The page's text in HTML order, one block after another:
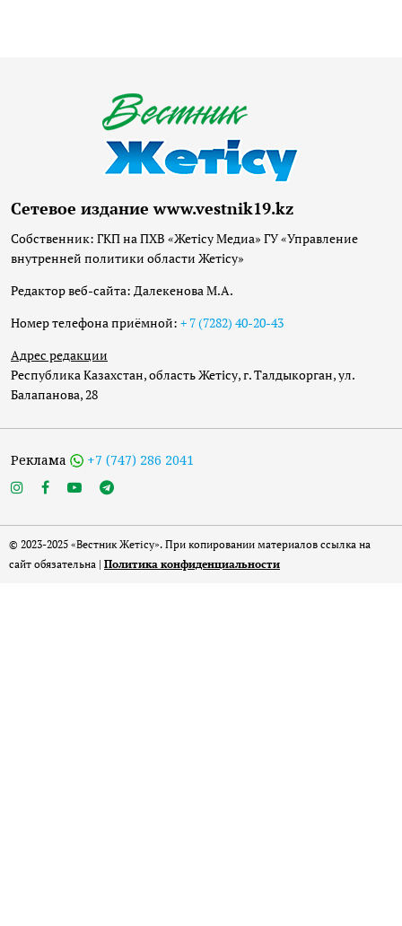
Сетевое издание www.vestnik19.kz
Собственник: ГКП на ПХВ «Жетісу Медиа» ГУ «Управление
внутренней политики области Жетісу»
Редактор веб-сайта: Далекенова М.А.
Номер телефона приёмной: + 7 (7282) 40-20-43
Адрес редакции
Республика Казахстан, область Жетісу, г. Талдыкорган, ул.
Балапанова, 28
Реклама +7 (747) 286 2041
© 2023-2025 «Вестник Жетісу». При копировании материалов ссылка на
сайт обязательна | Политика конфиденциальности